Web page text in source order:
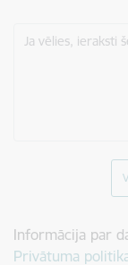
Ja vēlies, ieraksti
Informācija par
Privātuma